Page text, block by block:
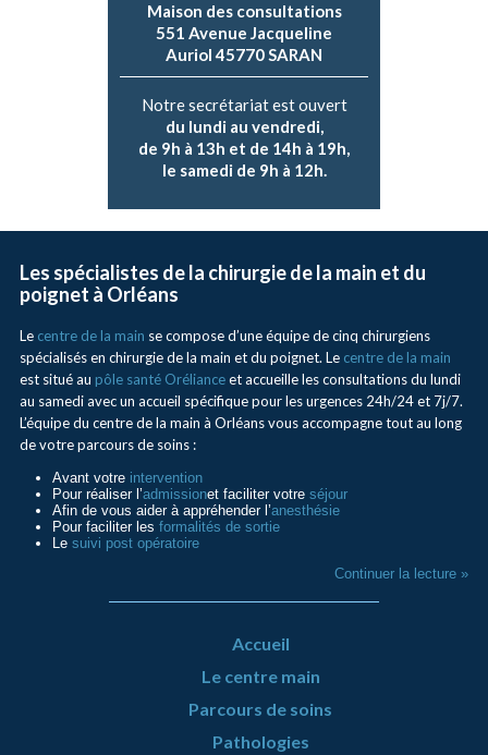
Maison des consultations
551 Avenue Jacqueline
Auriol 45770 SARAN
Notre secrétariat est ouvert
du lundi au vendredi,
de 9h à 13h et de 14h à 19h,
le samedi de 9h à 12h.
Les spécialistes de la chirurgie de la main et du
poignet à Orléans
Le centre de la main se compose d’une équipe de cinq chirurgiens
spécialisés en chirurgie de la main et du poignet. Le centre de la main
est situé au pôle santé Orélianceet accueille les consultations du lundi
au samedi avec un accueil spécifique pour les urgences 24h/24 et 7j/7.
L’équipe du centre de la main à Orléans vous accompagne tout au long
de votre parcours de soins :
Avant votre intervention
Pour réaliser l’admissionet faciliter votre séjour
Afin de vous aider à appréhender l’anesthésie
Pour faciliter les formalités de sortie
Le suivi post opératoire
Continuer la lecture »
Accueil
Le centre main
Parcours de soins
Pathologies